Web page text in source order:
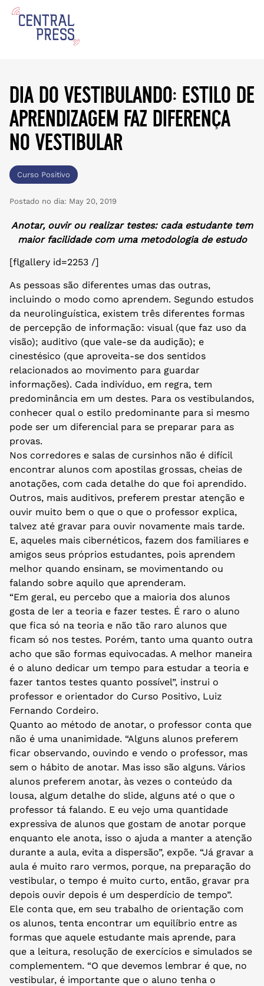
dia do vestibulando: estilo de
aprendizagem faz diferença
no vestibular
Curso Positivo
Postado no dia: May 20, 2019
Anotar, ouvir ou realizar testes: cada estudante tem
maior facilidade com uma metodologia de estudo
[flgallery id=2253 /]
As pessoas são diferentes umas das outras,
incluindo o modo como aprendem. Segundo estudos
da neurolinguística, existem três diferentes formas
de percepção de informação: visual (que faz uso da
visão); auditivo (que vale-se da audição); e
cinestésico (que aproveita-se dos sentidos
relacionados ao movimento para guardar
informações). Cada indivíduo, em regra, tem
predominância em um destes. Para os vestibulandos,
conhecer qual o estilo predominante para si mesmo
pode ser um diferencial para se preparar para as
provas.
Nos corredores e salas de cursinhos não é difícil
encontrar alunos com apostilas grossas, cheias de
anotações, com cada detalhe do que foi aprendido.
Outros, mais auditivos, preferem prestar atenção e
ouvir muito bem o que o que o professor explica,
talvez até gravar para ouvir novamente mais tarde.
E, aqueles mais cibernéticos, fazem dos familiares e
amigos seus próprios estudantes, pois aprendem
melhor quando ensinam, se movimentando ou
falando sobre aquilo que aprenderam.
“Em geral, eu percebo que a maioria dos alunos
gosta de ler a teoria e fazer testes. É raro o aluno
que fica só na teoria e não tão raro alunos que
ficam só nos testes. Porém, tanto uma quanto outra
acho que são formas equivocadas. A melhor maneira
é o aluno dedicar um tempo para estudar a teoria e
fazer tantos testes quanto possível”, instrui o
professor e orientador do Curso Positivo, Luiz
Fernando Cordeiro.
Quanto ao método de anotar, o professor conta que
não é uma unanimidade. “Alguns alunos preferem
ficar observando, ouvindo e vendo o professor, mas
sem o hábito de anotar. Mas isso são alguns. Vários
alunos preferem anotar, às vezes o conteúdo da
lousa, algum detalhe do slide, alguns até o que o
professor tá falando. E eu vejo uma quantidade
expressiva de alunos que gostam de anotar porque
enquanto ele anota, isso o ajuda a manter a atenção
durante a aula, evita a dispersão”, expõe. “Já gravar a
aula é muito raro vermos, porque, na preparação do
vestibular, o tempo é muito curto, então, gravar pra
depois ouvir depois é um desperdício de tempo”.
Ele conta que, em seu trabalho de orientação com
os alunos, tenta encontrar um equilíbrio entre as
formas que aquele estudante mais aprende, para
que a leitura, resolução de exercícios e simulados se
complementem. “O que devemos lembrar é que, no
vestibular, é importante que o aluno tenha o